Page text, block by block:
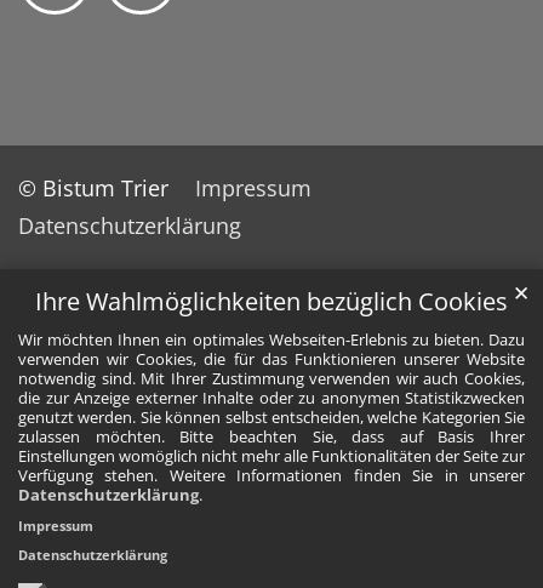
Ihre Wahlmöglichkeiten bezüglich Cookies
Wir möchten Ihnen ein optimales Webseiten-Erlebnis zu bieten. Dazu
verwenden wir Cookies, die für das Funktionieren unserer Website
notwendig sind. Mit Ihrer Zustimmung verwenden wir auch Cookies,
die zur Anzeige externer Inhalte oder zu anonymen Statistikzwecken
genutzt werden. Sie können selbst entscheiden, welche Kategorien Sie
zulassen möchten. Bitte beachten Sie, dass auf Basis Ihrer
Einstellungen womöglich nicht mehr alle Funktionalitäten der Seite zur
Verfügung stehen. Weitere Informationen finden Sie in unserer
Datenschutzerklärung.
✕
Impressum
Datenschutzerklärung
© Bistum Trier
Impressum
Datenschutzerklärung